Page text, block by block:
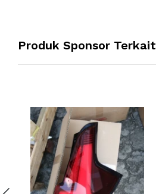
Produk Sponsor Terkait